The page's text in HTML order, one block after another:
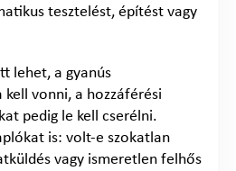
tesztelést, építést vagy
lehet, a gyanús
vonni, a hozzáférési
pedig le kell cserélni.
is: volt-e szokatlan
vagy ismeretlen felhős